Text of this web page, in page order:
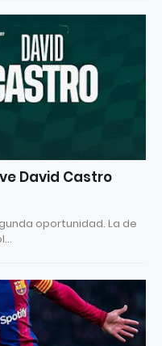
David Castro
oportunidad. La de